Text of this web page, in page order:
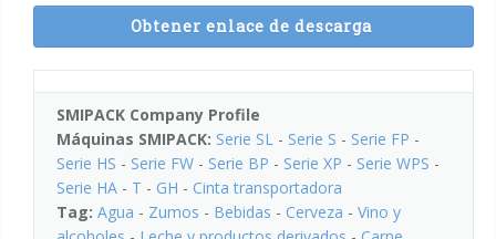
Obtener enlace de descarga
SMIPACK Company Profile
Máquinas SMIPACK: Serie SL - Serie S - Serie FP -
Serie HS - Serie FW - Serie BP - Serie XP - Serie WPS -
Serie HA - T - GH - Cinta transportadora
Tag: Agua - Zumos - Bebidas - Cerveza - Vino y